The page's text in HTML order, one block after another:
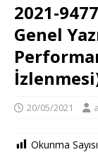
2021-
Genel
20/05/2021
Okunma